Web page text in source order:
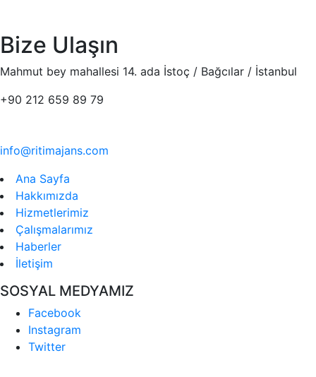
Bize Ulaşın
Mahmut bey mahallesi 14. ada İstoç / Bağcılar / İstanbul
+90 212 659 89 79
info@ritimajans.com
Ana Sayfa
Hakkımızda
Hizmetlerimiz
Çalışmalarımız
Haberler
İletişim
SOSYAL MEDYAMIZ
Facebook
Instagram
Twitter